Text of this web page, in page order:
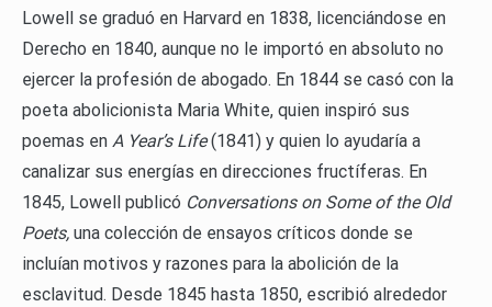
Lowell se graduó en Harvard en 1838, licenciándose en
Derecho en 1840, aunque no le importó en absoluto no
ejercer la profesión de abogado. En 1844 se casó con la
poeta abolicionista Maria White, quien inspiró sus
poemas en A Year’s Life(1841) y quien lo ayudaría a
canalizar sus energías en direcciones fructíferas. En
1845, Lowell publicó Conversations on Some of the Old
Poets, una colección de ensayos críticos donde se
incluían motivos y razones para la abolición de la
esclavitud. Desde 1845 hasta 1850, escribió alrededor